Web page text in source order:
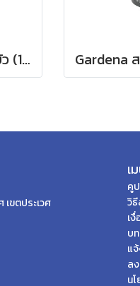
Gardena หัวพ่นน้ำฝักบัว (18330-20)
ขตประเวศ
เ
คู
วิ
เ
บ
แ
ล
น